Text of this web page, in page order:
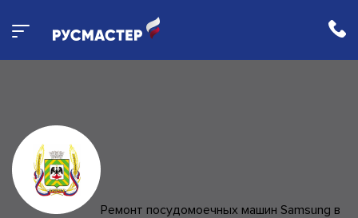
Ремонт посудомоечных машин Samsung в